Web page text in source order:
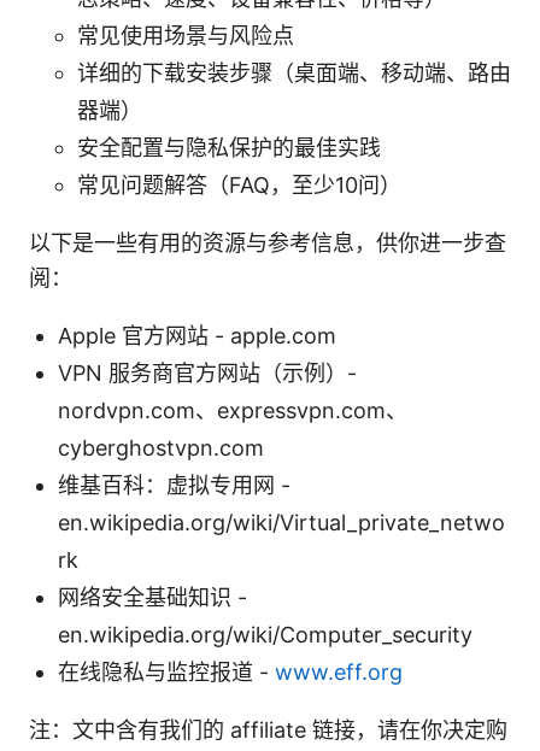
常见使用场景与风险点
详细的下载安装步骤（桌面端、移动端、路由
器端）
安全配置与隐私保护的最佳实践
常见问题解答（FAQ，至少10问）
以下是一些有用的资源与参考信息，供你进一步查
阅：
Apple 官方网站 - apple.com
VPN 服务商官方网站（示例）-
nordvpn.com、expressvpn.com、
cyberghostvpn.com
维基百科：虚拟专用网 -
en.wikipedia.org/wiki/Virtual_private_netwo
rk
网络安全基础知识 -
en.wikipedia.org/wiki/Computer_security
在线隐私与监控报道 - www.eff.org
注：文中含有我们的 affiliate 链接，请在你决定购